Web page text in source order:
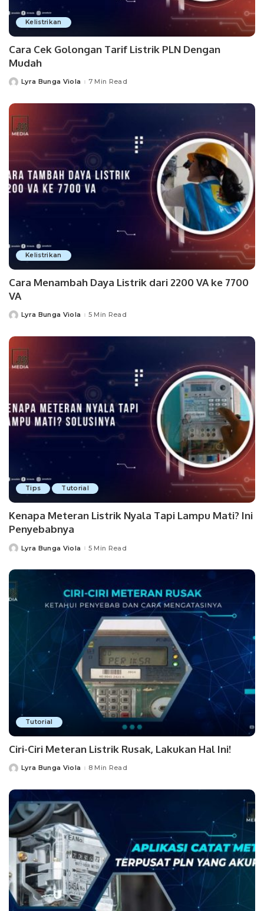
Kelistrikan
Cara Cek Golongan Tarif Listrik PLN Dengan
Mudah
PostedLyra Bunga Viola 7 Min Read
Kelistrikan
Cara Menambah Daya Listrik dari 2200 VA ke 7700
VA
PostedLyra Bunga Viola 5 Min Read
Tips Tutorial
Kenapa Meteran Listrik Nyala Tapi Lampu Mati? Ini
Penyebabnya
PostedLyra Bunga Viola 5 Min Read
Tutorial
Ciri-Ciri Meteran Listrik Rusak, Lakukan Hal Ini!
PostedLyra Bunga Viola 8 Min Read